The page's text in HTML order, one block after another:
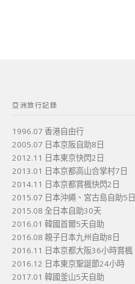
亞洲旅行記錄
1996.07 香港自由行
2005.07 日本京阪自助8日
2012.11 日本東京快閃2日
2013.01 日本京都高山合掌村7日
2014.11 日本京都賞楓快閃2日
2015.07 日本沖繩、宮古島自助5日
2015.08 全日本自助30天
2016.01 韓國首爾5天自助
2016.08 親子日本九州自助8日
2016.11 日本京都大阪36小時賞楓
2016.12 日本東京聖誕節24小時
2017.01 韓國釜山5天自助